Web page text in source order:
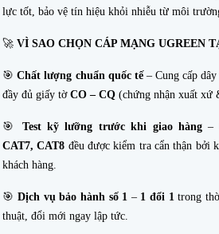
lực tốt, bảo vệ tín hiệu khỏi nhiễu từ môi
🚀 VÌ SAO CHỌN CÁP MẠNG UGREEN
🎯Chất lượng chuẩn quốc tế– Cung cấp
đầy đủ giấy tờ CO – CQ (chứng nhận xuất xứ
🎯 Test kỹ lưỡng trước khi giao hàng–
CAT7,CAT8 đều được kiểm tra cẩn thận bởi
khách hàng.
🎯Dịch vụ bảo hành số 1 – 1 đổi 1trong
thuật, đổi mới ngay lập tức.